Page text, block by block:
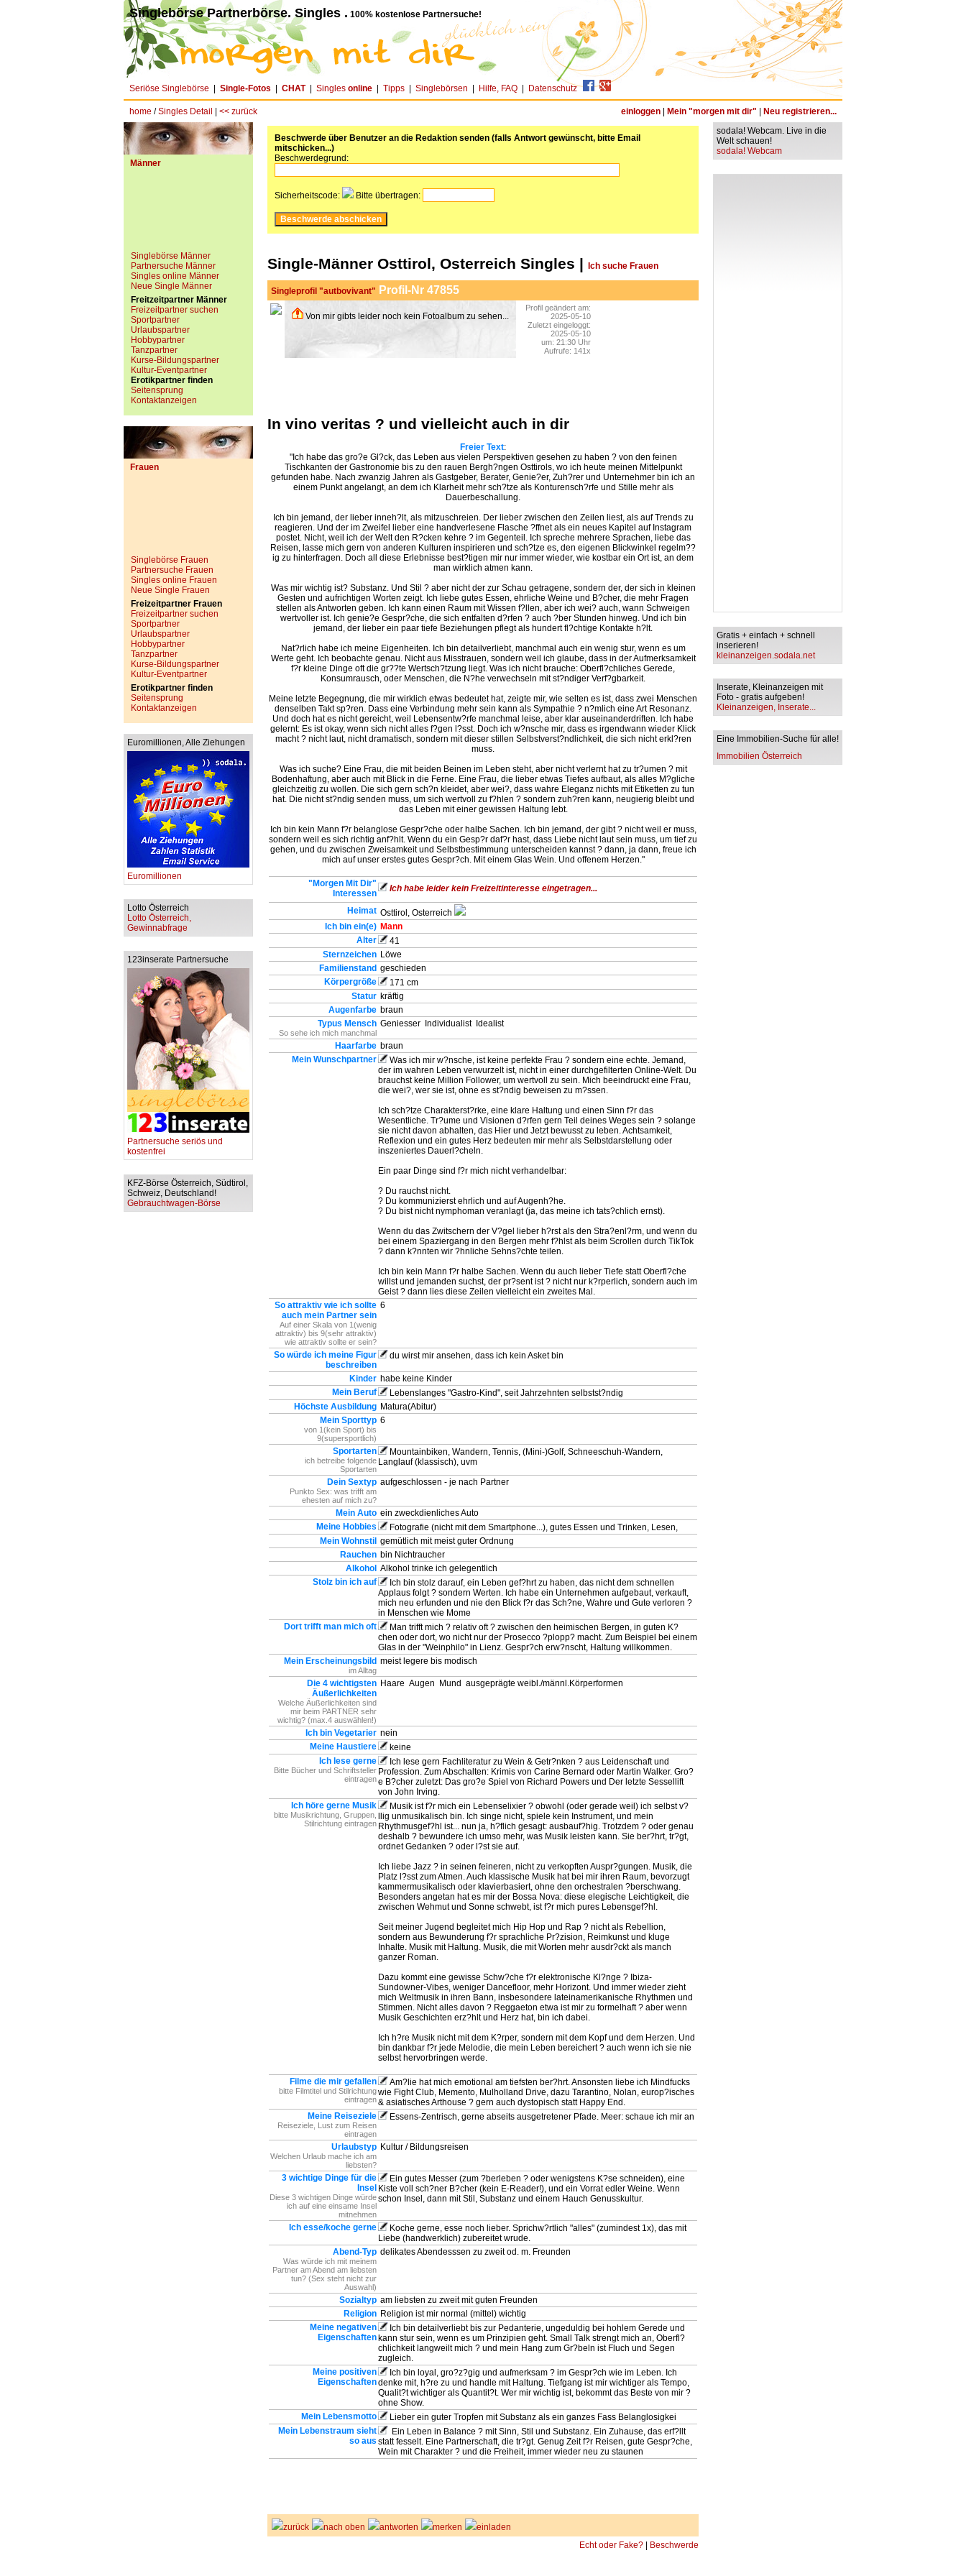
Singlebörse Partnerbörse. Singles . 100% kostenlose Partnersuche!
Seriöse Singlebörse Single-Fotos CHAT| Singles online Tipps Singlebörsen Hilfe, FAQ Datenschutz
home /Singles Detail << zurück einloggen Mein "morgen mit dir" Neu registrieren...
Männer
Singlebörse Männer
Partnersuche Männer
Singles online Männer
Neue Single Männer
Freitzeitpartner Männer
Freizeitpartner suchen
Sportpartner
Urlaubspartner
Hobbypartner
Tanzpartner
Kurse-Bildungspartner
Kultur-Eventpartner
Erotikpartner finden
Seitensprung
Kontaktanzeigen
Frauen
Singlebörse Frauen
Partnersuche Frauen
Singles online Frauen
Neue Single Frauen
Freizeitpartner Frauen
Freizeitpartner suchen
Sportpartner
Urlaubspartner
Hobbypartner
Tanzpartner
Kurse-Bildungspartner
Kultur-Eventpartner
Erotikpartner finden
Seitensprung
Kontaktanzeigen
Euromillionen, Alle Ziehungen
Euromillionen
Lotto Österreich
Lotto Österreich,
Gewinnabfrage
123inserate Partnersuche
Partnersuche seriös und
kostenfrei
KFZ-Börse Österreich, Südtirol,
Schweiz, Deutschland!
Gebrauchtwagen-Börse
Beschwerde über Benutzer an die Redaktion senden (falls Antwort gewünscht, bitte Email
mitschicken...)
Beschwerdegrund:
Sicherheitscode: Bitte übertragen:
Single-Männer Osttirol, Osterreich Singles | Ich suche Frauen
Singleprofil "autbovivant" Profil-Nr 47855
Von mir gibts leider noch kein Fotoalbum zu sehen...
Profil geändert am:
2025-05-10
Zuletzt eingeloggt:
2025-05-10
um: 21:30 Uhr
Aufrufe: 141x
In vino veritas ? und vielleicht auch in dir
Freier Text:
"Ich habe das gro?e Gl?ck, das Leben aus vielen Perspektiven gesehen zu haben ? von den feinen
Tischkanten der Gastronomie bis zu den rauen Bergh?ngen Osttirols, wo ich heute meinen Mittelpunkt
gefunden habe. Nach zwanzig Jahren als Gastgeber, Berater, Genie?er, Zuh?rer und Unternehmer bin ich an
einem Punkt angelangt, an dem ich Klarheit mehr sch?tze als Konturensch?rfe und Stille mehr als
Dauerbeschallung.
Ich bin jemand, der lieber inneh?lt, als mitzuschreien. Der lieber zwischen den Zeilen liest, als auf Trends zu
reagieren. Und der im Zweifel lieber eine handverlesene Flasche ?ffnet als ein neues Kapitel auf Instagram
postet. Nicht, weil ich der Welt den R?cken kehre ? im Gegenteil. Ich spreche mehrere Sprachen, liebe das
Reisen, lasse mich gern von anderen Kulturen inspirieren und sch?tze es, den eigenen Blickwinkel regelm??
ig zu hinterfragen. Doch all diese Erlebnisse best?tigen mir nur immer wieder, wie kostbar ein Ort ist, an dem
man wirklich atmen kann.
Was mir wichtig ist? Substanz. Und Stil ? aber nicht der zur Schau getragene, sondern der, der sich in kleinen
Gesten und aufrichtigen Worten zeigt. Ich liebe gutes Essen, ehrliche Weine und B?cher, die mehr Fragen
stellen als Antworten geben. Ich kann einen Raum mit Wissen f?llen, aber ich wei? auch, wann Schweigen
wertvoller ist. Ich genie?e Gespr?che, die sich entfalten d?rfen ? auch ?ber Stunden hinweg. Und ich bin
jemand, der lieber ein paar tiefe Beziehungen pflegt als hundert fl?chtige Kontakte h?lt.
Nat?rlich habe ich meine Eigenheiten. Ich bin detailverliebt, manchmal auch ein wenig stur, wenn es um
Werte geht. Ich beobachte genau. Nicht aus Misstrauen, sondern weil ich glaube, dass in der Aufmerksamkeit
f?r kleine Dinge oft die gr??te Wertsch?tzung liegt. Was ich nicht brauche: Oberfl?chliches Gerede,
Konsumrausch, oder Menschen, die N?he verwechseln mit st?ndiger Verf?gbarkeit.
Meine letzte Begegnung, die mir wirklich etwas bedeutet hat, zeigte mir, wie selten es ist, dass zwei Menschen
denselben Takt sp?ren. Dass eine Verbindung mehr sein kann als Sympathie ? n?mlich eine Art Resonanz.
Und doch hat es nicht gereicht, weil Lebensentw?rfe manchmal leise, aber klar auseinanderdriften. Ich habe
gelernt: Es ist okay, wenn sich nicht alles f?gen l?sst. Doch ich w?nsche mir, dass es irgendwann wieder Klick
macht ? nicht laut, nicht dramatisch, sondern mit dieser stillen Selbstverst?ndlichkeit, die sich nicht erkl?ren
muss.
Was ich suche? Eine Frau, die mit beiden Beinen im Leben steht, aber nicht verlernt hat zu tr?umen ? mit
Bodenhaftung, aber auch mit Blick in die Ferne. Eine Frau, die lieber etwas Tiefes aufbaut, als alles M?gliche
gleichzeitig zu wollen. Die sich gern sch?n kleidet, aber wei?, dass wahre Eleganz nichts mit Etiketten zu tun
hat. Die nicht st?ndig senden muss, um sich wertvoll zu f?hlen ? sondern zuh?ren kann, neugierig bleibt und
das Leben mit einer gewissen Haltung lebt.
Ich bin kein Mann f?r belanglose Gespr?che oder halbe Sachen. Ich bin jemand, der gibt ? nicht weil er muss,
sondern weil es sich richtig anf?hlt. Wenn du ein Gesp?r daf?r hast, dass Liebe nicht laut sein muss, um tief zu
gehen, und du zwischen Zweisamkeit und Selbstbestimmung unterscheiden kannst ? dann, ja dann, freue ich
mich auf unser erstes gutes Gespr?ch. Mit einem Glas Wein. Und offenem Herzen."
"Morgen Mit Dir"
Interessen
Ich habe leider kein Freizeitinteresse eingetragen...
Heimat Osttirol, Osterreich
Ich bin ein(e) Mann
Alter
41
Sternzeichen Löwe
Familienstand geschieden
Körpergröße
171 cm
Statur kräftig
Augenfarbe braun
Typus Mensch
So sehe ich mich manchmal
Geniesser Individualist Idealist
Haarfarbe braun
Mein Wunschpartner
Was ich mir w?nsche, ist keine perfekte Frau ? sondern eine echte. Jemand,
der im wahren Leben verwurzelt ist, nicht in einer durchgefilterten Online-Welt. Du
brauchst keine Million Follower, um wertvoll zu sein. Mich beeindruckt eine Frau,
die wei?, wer sie ist, ohne es st?ndig beweisen zu m?ssen.
Ich sch?tze Charakterst?rke, eine klare Haltung und einen Sinn f?r das
Wesentliche. Tr?ume und Visionen d?rfen gern Teil deines Weges sein ? solange
sie nicht davon abhalten, das Hier und Jetzt bewusst zu leben. Achtsamkeit,
Reflexion und ein gutes Herz bedeuten mir mehr als Selbstdarstellung oder
inszeniertes Dauerl?cheln.
Ein paar Dinge sind f?r mich nicht verhandelbar:
? Du rauchst nicht.
? Du kommunizierst ehrlich und auf Augenh?he.
? Du bist nicht nymphoman veranlagt (ja, das meine ich tats?chlich ernst).
Wenn du das Zwitschern der V?gel lieber h?rst als den Stra?enl?rm, und wenn du
bei einem Spaziergang in den Bergen mehr f?hlst als beim Scrollen durch TikTok
? dann k?nnten wir ?hnliche Sehns?chte teilen.
Ich bin kein Mann f?r halbe Sachen. Wenn du auch lieber Tiefe statt Oberfl?che
willst und jemanden suchst, der pr?sent ist ? nicht nur k?rperlich, sondern auch im
Geist ? dann lies diese Zeilen vielleicht ein zweites Mal.
So attraktiv wie ich sollte
auch mein Partner sein
Auf einer Skala von 1(wenig
attraktiv) bis 9(sehr attraktiv)
wie attraktiv sollte er sein?
6
So würde ich meine Figur
beschreiben
du wirst mir ansehen, dass ich kein Asket bin
Kinder habe keine Kinder
Mein Beruf
Lebenslanges "Gastro-Kind", seit Jahrzehnten selbstst?ndig
Höchste Ausbildung Matura(Abitur)
Mein Sporttyp
von 1(kein Sport) bis
9(supersportlich)
6
Sportarten
ich betreibe folgende
Sportarten
Mountainbiken, Wandern, Tennis, (Mini-)Golf, Schneeschuh-Wandern,
Langlauf (klassisch), uvm
Dein Sextyp
Punkto Sex: was trifft am
ehesten auf mich zu?
aufgeschlossen - je nach Partner
Mein Auto ein zweckdienliches Auto
Meine Hobbies
Fotografie (nicht mit dem Smartphone...), gutes Essen und Trinken, Lesen,
Mein Wohnstil gemütlich mit meist guter Ordnung
Rauchen bin Nichtraucher
Alkohol Alkohol trinke ich gelegentlich
Stolz bin ich auf
Ich bin stolz darauf, ein Leben gef?hrt zu haben, das nicht dem schnellen
Applaus folgt ? sondern Werten. Ich habe ein Unternehmen aufgebaut, verkauft,
mich neu erfunden und nie den Blick f?r das Sch?ne, Wahre und Gute verloren ?
in Menschen wie Mome
Dort trifft man mich oft
Man trifft mich ? relativ oft ? zwischen den heimischen Bergen, in guten K?
chen oder dort, wo nicht nur der Prosecco ?plopp? macht. Zum Beispiel bei einem
Glas in der "Weinphilo" in Lienz. Gespr?ch erw?nscht, Haltung willkommen.
Mein Erscheinungsbild
im Alltag
meist legere bis modisch
Die 4 wichtigsten
Äußerlichkeiten
Welche Äußerlichkeiten sind
mir beim PARTNER sehr
wichtig? (max.4 auswählen!)
Haare Augen Mund ausgeprägte weibl./männl.Körperformen
Ich bin Vegetarier nein
Meine Haustiere
keine
Ich lese gerne
Bitte Bücher und Schriftsteller
eintragen
Ich lese gern Fachliteratur zu Wein & Getr?nken ? aus Leidenschaft und
Profession. Zum Abschalten: Krimis von Carine Bernard oder Martin Walker. Gro?
e B?cher zuletzt: Das gro?e Spiel von Richard Powers und Der letzte Sessellift
von John Irving.
Ich höre gerne Musik
bitte Musikrichtung, Gruppen,
Stilrichtung eintragen
Musik ist f?r mich ein Lebenselixier ? obwohl (oder gerade weil) ich selbst v?
llig unmusikalisch bin. Ich singe nicht, spiele kein Instrument, und mein
Rhythmusgef?hl ist... nun ja, h?flich gesagt: ausbauf?hig. Trotzdem ? oder genau
deshalb ? bewundere ich umso mehr, was Musik leisten kann. Sie ber?hrt, tr?gt,
ordnet Gedanken ? oder l?st sie auf.
Ich liebe Jazz ? in seinen feineren, nicht zu verkopften Auspr?gungen. Musik, die
Platz l?sst zum Atmen. Auch klassische Musik hat bei mir ihren Raum, bevorzugt
kammermusikalisch oder klavierbasiert, ohne den orchestralen ?berschwang.
Besonders angetan hat es mir der Bossa Nova: diese elegische Leichtigkeit, die
zwischen Wehmut und Sonne schwebt, ist f?r mich pures Lebensgef?hl.
Seit meiner Jugend begleitet mich Hip Hop und Rap ? nicht als Rebellion,
sondern aus Bewunderung f?r sprachliche Pr?zision, Reimkunst und kluge
Inhalte. Musik mit Haltung. Musik, die mit Worten mehr ausdr?ckt als manch
ganzer Roman.
Dazu kommt eine gewisse Schw?che f?r elektronische Kl?nge ? Ibiza-
Sundowner-Vibes, weniger Dancefloor, mehr Horizont. Und immer wieder zieht
mich Weltmusik in ihren Bann, insbesondere lateinamerikanische Rhythmen und
Stimmen. Nicht alles davon ? Reggaeton etwa ist mir zu formelhaft ? aber wenn
Musik Geschichten erz?hlt und Herz hat, bin ich dabei.
Ich h?re Musik nicht mit dem K?rper, sondern mit dem Kopf und dem Herzen. Und
bin dankbar f?r jede Melodie, die mein Leben bereichert ? auch wenn ich sie nie
selbst hervorbringen werde.
Filme die mir gefallen
bitte Filmtitel und Stilrichtung
eintragen
Am?lie hat mich emotional am tiefsten ber?hrt. Ansonsten liebe ich Mindfucks
wie Fight Club, Memento, Mulholland Drive, dazu Tarantino, Nolan, europ?isches
& asiatisches Arthouse ? gern auch dystopisch statt Happy End.
Meine Reiseziele
Reiseziele, Lust zum Reisen
eintragen
Essens-Zentrisch, gerne abseits ausgetretener Pfade. Meer: schaue ich mir an
Urlaubstyp
Welchen Urlaub mache ich am
liebsten?
Kultur / Bildungsreisen
3 wichtige Dinge für die
Insel
Diese 3 wichtigen Dinge würde
ich auf eine einsame Insel
mitnehmen
Ein gutes Messer (zum ?berleben ? oder wenigstens K?se schneiden), eine
Kiste voll sch?ner B?cher (kein E-Reader!), und ein Vorrat edler Weine. Wenn
schon Insel, dann mit Stil, Substanz und einem Hauch Genusskultur.
Ich esse/koche gerne
Koche gerne, esse noch lieber. Sprichw?rtlich "alles" (zumindest 1x), das mit
Liebe (handwerklich) zubereitet wrude.
Abend-Typ
Was würde ich mit meinem
Partner am Abend am liebsten
tun? (Sex steht nicht zur
Auswahl)
delikates Abendesssen zu zweit od. m. Freunden
Sozialtyp am liebsten zu zweit mit guten Freunden
Religion Religion ist mir normal (mittel) wichtig
Meine negativen
Eigenschaften
Ich bin detailverliebt bis zur Pedanterie, ungeduldig bei hohlem Gerede und
kann stur sein, wenn es um Prinzipien geht. Small Talk strengt mich an, Oberfl?
chlichkeit langweilt mich ? und mein Hang zum Gr?beln ist Fluch und Segen
zugleich.
Meine positiven
Eigenschaften
Ich bin loyal, gro?z?gig und aufmerksam ? im Gespr?ch wie im Leben. Ich
denke mit, h?re zu und handle mit Haltung. Tiefgang ist mir wichtiger als Tempo,
Qualit?t wichtiger als Quantit?t. Wer mir wichtig ist, bekommt das Beste von mir ?
ohne Show.
Mein Lebensmotto
Lieber ein guter Tropfen mit Substanz als ein ganzes Fass Belanglosigkei
Mein Lebenstraum sieht
so aus
Ein Leben in Balance ? mit Sinn, Stil und Substanz. Ein Zuhause, das erf?llt
statt fesselt. Eine Partnerschaft, die tr?gt. Genug Zeit f?r Reisen, gute Gespr?che,
Wein mit Charakter ? und die Freiheit, immer wieder neu zu staunen
zurück nach oben antworten merken
einladen
Echt oder Fake?
Beschwerde
sodala! Webcam. Live in die
Welt schauen!
sodala! Webcam
Gratis + einfach + schnell
inserieren!
kleinanzeigen.sodala.net
Inserate, Kleinanzeigen mit
Foto - gratis aufgeben!
Kleinanzeigen, Inserate...
Eine Immobilien-Suche für alle!
Immobilien Österreich